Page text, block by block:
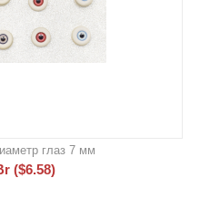
глаз 7 мм
($6.58)